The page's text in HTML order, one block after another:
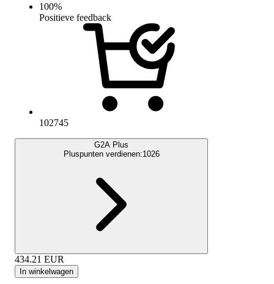
100%
Positieve feedback
102745
G2A Plus
Pluspunten verdienen:1026
434.21 EUR
In winkelwagen